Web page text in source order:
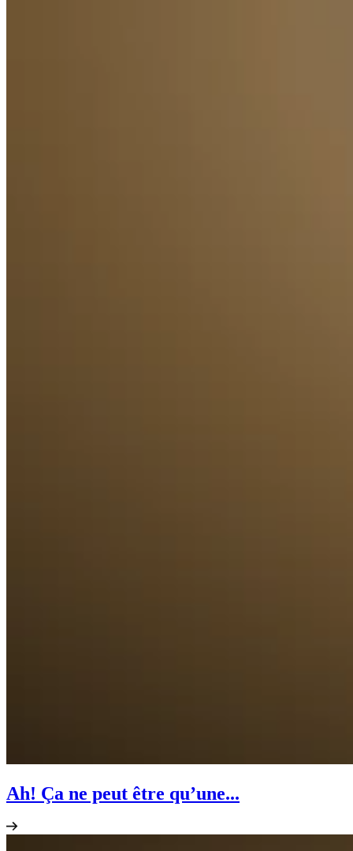
Ah! Ça ne peut être qu’une...